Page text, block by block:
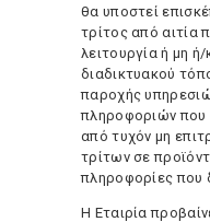
θα υποστεί
τρίτος από αιτία
λειτουργία ή μη
διαδικτυακού
παροχής
πληροφοριών που
από τυχόν μη
τρίτων σε
πληροφορίες που
Η Εταιρία